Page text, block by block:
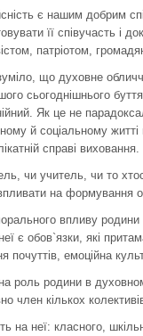
є нашим добрим
її співучасть і
патріотом,
що духовне
сьогоднішнього
Як це не
й соціальному
справі виховання.
чи учитель, чи то
на формування
впливу родини
є обов`язки, які
почуттів, емоційна
роль родини в
член кількох
на неї: класного,